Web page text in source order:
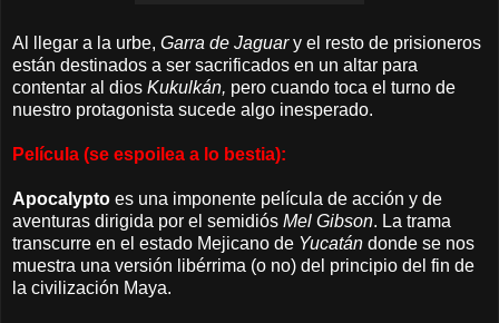
Al llegar a la urbe, Garra de Jaguary el resto de prisioneros
están destinados a ser sacrificados en un altar para
contentar al dios Kukulkán, pero cuando toca el turno de
nuestro protagonista sucede algo inesperado.
Película (se espoilea a lo bestia):
Apocalypto es una imponente película de acción y de
aventuras dirigida por el semidiós Mel Gibson. La trama
transcurre en el estado Mejicano de Yucatán donde se nos
muestra una versión libérrima (o no) del principio del fin de
la civilización Maya.